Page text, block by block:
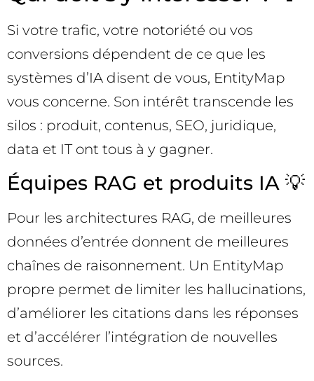
Si votre trafic, votre notoriété ou vos
conversions dépendent de ce que les
systèmes d’IA disent de vous, EntityMap
vous concerne. Son intérêt transcende les
silos : produit, contenus, SEO, juridique,
data et IT ont tous à y gagner.
Équipes RAG et produits IA 💡
Pour les architectures RAG, de meilleures
données d’entrée donnent de meilleures
chaînes de raisonnement. Un EntityMap
propre permet de limiter les hallucinations,
d’améliorer les citations dans les réponses
et d’accélérer l’intégration de nouvelles
sources.